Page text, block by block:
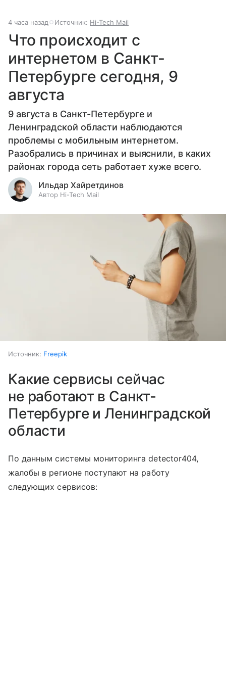
4 часа назад Источник: Hi-Tech Mail
Что происходит с
интернетом в Санкт-
Петербурге сегодня, 9
августа
9 августа в Санкт-Петербурге и
Ленинградской области наблюдаются
проблемы с мобильным интернетом.
Разобрались в причинах и выяснили, в каких
районах города сеть работает хуже всего.
Ильдар Хайретдинов
Автор Hi-Tech Mail
Источник: Freepik
Какие сервисы сейчас
не работают в Санкт-
Петербурге и Ленинградской
области
По данным системы мониторинга detector404,
жалобы в регионе поступают на работу
следующих сервисов: